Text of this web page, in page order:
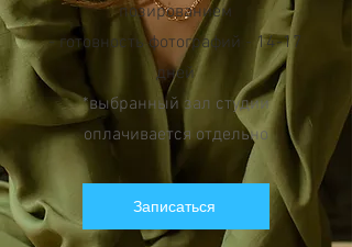
позированием
- готовность фотографий - 14-17
дней
*выбранный зал студии
оплачивается отдельно
Записаться